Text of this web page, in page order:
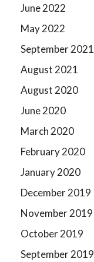
June 2022
May 2022
September 2021
August 2021
August 2020
June 2020
March 2020
February 2020
January 2020
December 2019
November 2019
October 2019
September 2019